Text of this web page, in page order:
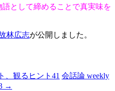
として締めることで真実味を
林広志が公開しました 。
、観るヒント41 会話論 weekly
→